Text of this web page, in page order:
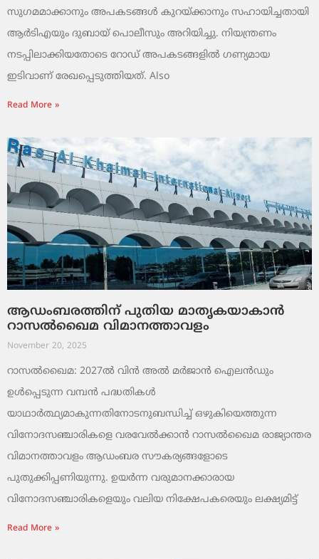
സുഗമമാക്കാനും അപകടങ്ങൾ കുറയ്ക്കാനും സഹായിച്ചതായി
ആർടിഎയും ദുബായ് പൊലീസും അറിയിച്ചു. നിയന്ത്രണം
നടപ്പിലാക്കിയതോടെ റോഡ് അപകടങ്ങളിൽ ഗണ്യമായ
ഇടിവാണ് രേഖപ്പെടുത്തിയത്. Also
Read More »
ആഡംബരത്തിന് പുതിയ മാതൃകയാകാൻ
റാസൽഖൈമ വിമാനത്താവളം
November 20, 2025
റാസൽഖൈമ: 2027ൽ വിൻ അൽ മർജാൻ ഐലൻഡും
ഉൾപ്പെടുന്ന വമ്പൻ പദ്ധതികൾ
യാഥാർത്ഥ്യമാകുന്നതിനോടനുബന്ധിച്ച് ഒഴുകിയെത്തുന്ന
വിനോദസഞ്ചാരികളെ വരവേൽക്കാൻ റാസൽഖൈമ രാജ്യാന്തര
വിമാനത്താവളം ആഡംബര സൗകര്യങ്ങളോടെ
പുതുക്കിപ്പണിയുന്നു. ഉയർന്ന വരുമാനക്കാരായ
വിനോദസഞ്ചാരികളെയും വലിയ നിക്ഷേപകരെയും ലക്ഷ്യമിട്ട്
Read More »